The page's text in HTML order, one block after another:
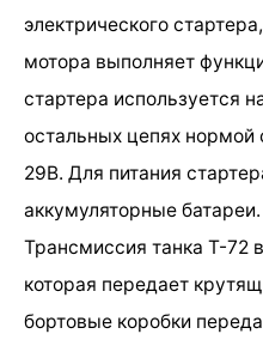
электрического
мотора выполняет
стартера используется
остальных цепях нормой
29В. Для питания
аккумуляторные батареи.
Трансмиссия танка Т-72
которая передает
бортовые коробки